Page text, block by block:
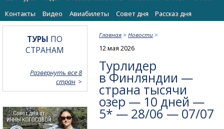
Контакты
Видео Авиабилеты Cовет дня Рассказ дня
Главная >Новости >
12 мая 2026
Турлидер
в Финляндии —
страна тысячи
озер — 10 дней —
5* — 28/06 — 07/07
ТУРЫ ПО
СТРАНАМ
Развернуть все 8
стран